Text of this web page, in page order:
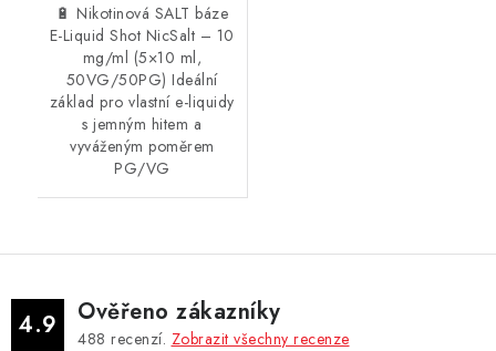
🔋 Nikotinová SALT báze
E-Liquid Shot NicSalt – 10
mg/ml (5×10 ml,
50VG/50PG) Ideální
základ pro vlastní e-liquidy
s jemným hitem a
vyváženým poměrem
PG/VG
4.9 Ověřeno zákazníky
488 recenzí. Zobrazit všechny recenze